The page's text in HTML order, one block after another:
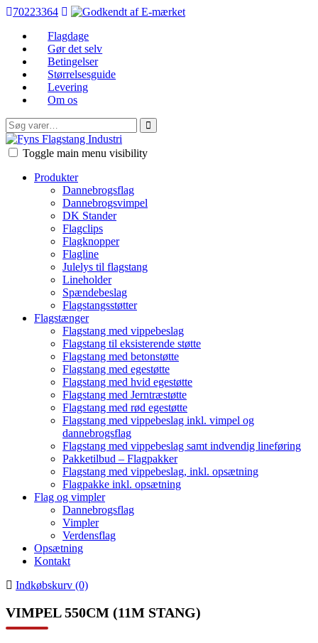
70223364
Flagdage
Gør det selv
Betingelser
Størrelsesguide
Levering
Om os
Søg
efter:
FFI
Toggle main menu visibility
Produkter
Dannebrogsflag
Dannebrogsvimpel
DK Stander
Flagclips
Flagknopper
Flagline
Julelys til flagstang
Lineholder
Spændebeslag
Flagstangsstøtter
Flagstænger
Flagstang med vippebeslag
Flagstang til eksisterende støtte
Flagstang med betonstøtte
Flagstang med egestøtte
Flagstang med hvid egestøtte
Flagstang med Jerntræstøtte
Flagstang med rød egestøtte
Flagstang med vippebeslag inkl. vimpel og
dannebrogsflag
Flagstang med vippebeslag samt indvendig lineføring
Pakketilbud – Flagpakker
Flagstang med vippebeslag, inkl. opsætning
Flagpakke inkl. opsætning
Flag og vimpler
Dannebrogsflag
Vimpler
Verdensflag
Opsætning
Kontakt
Indkøbskurv (0)
VIMPEL 550CM (11M STANG)